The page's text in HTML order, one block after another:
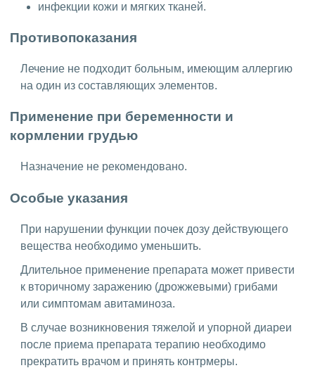
инфекции кожи и мягких тканей.
Противопоказания
Лечение не подходит больным, имеющим аллергию
на один из составляющих элементов.
Применение при беременности и
кормлении грудью
Назначение не рекомендовано.
Особые указания
При нарушении функции почек дозу действующего
вещества необходимо уменьшить.
Длительное применение препарата может привести
к вторичному заражению (дрожжевыми) грибами
или симптомам авитаминоза.
В случае возникновения тяжелой и упорной диареи
после приема препарата терапию необходимо
прекратить врачом и принять контрмеры.